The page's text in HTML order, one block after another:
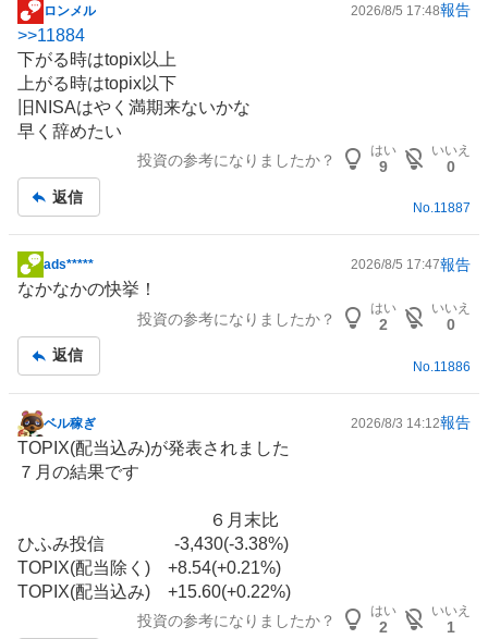
掲
示
板
記
事
ロンメル 2026/8/5 17:48報告
>>11884
下がる時はtopix以上
上がる時はtopix以下
旧 NISAはやく満期来ないかな
早く辞めたい
投資の参考になりましたか？
はい
9
いいえ
0
返信
No.11887
掲
示
事
ads***** 2026/8/5 17:47報告
なかなかの快挙！
投資の参考になりましたか？
はい
2
いいえ
0
返信
No. 11886
掲
示
板
ベル稼ぎ 2026/8/3 14:12報告
TOPIX(配当込み)が発表されました
７月の結果です
６月末比
ひふみ投信 -3,430(-3.38%)
TOPIX(配当除く) +8.54(+0.21%)
TOPIX(配当込み) +15.60(+0.22%)
投資の参考になりましたか？
はい
2
いいえ
1